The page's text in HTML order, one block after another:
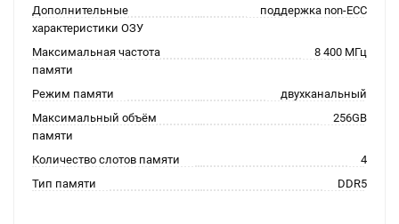
Дополнительные
характеристики ОЗУ
поддержка non-ECC
Максимальная частота
памяти
8 400 МГц
Режим памяти
двухканальный
Максимальный объём
памяти
256GB
Количество слотов памяти
4
Тип памяти
DDR5